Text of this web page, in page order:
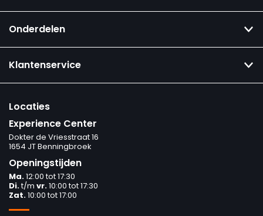
Onderdelen
Klantenservice
Locaties
Experience Center
Dokter de Vriesstraat 16
1654 JT Benningbroek
Openingstijden
Ma.12:00 tot 17:30
Di.t/m vr.10:00 tot 17:30
Zat.10:00 tot 17:00